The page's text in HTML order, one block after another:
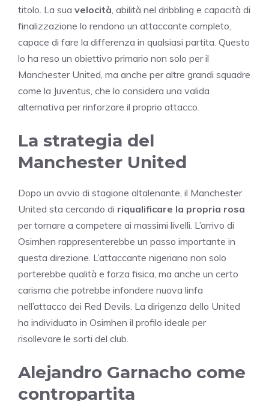
titolo. La sua velocità , abilità nel dribbling e capacità di
finalizzazione lo rendono un attaccante completo,
capace di fare la differenza in qualsiasi partita. Questo
lo ha reso un obiettivo primario non solo per il
Manchester United, ma anche per altre grandi squadre
come la Juventus, che lo considera una valida
alternativa per rinforzare il proprio attacco.
La strategia del
Manchester United
Dopo un avvio di stagione altalenante, il Manchester
United sta cercando di riqualificare la propria rosa
per tornare a competere ai massimi livelli. L’arrivo di
Osimhen rappresenterebbe un passo importante in
questa direzione. L’attaccante nigeriano non solo
porterebbe qualità e forza fisica, ma anche un certo
carisma che potrebbe infondere nuova linfa
nell’attacco dei Red Devils. La dirigenza dello United
ha individuato in Osimhen il profilo ideale per
risollevare le sorti del club.
Alejandro Garnacho come
contropartita